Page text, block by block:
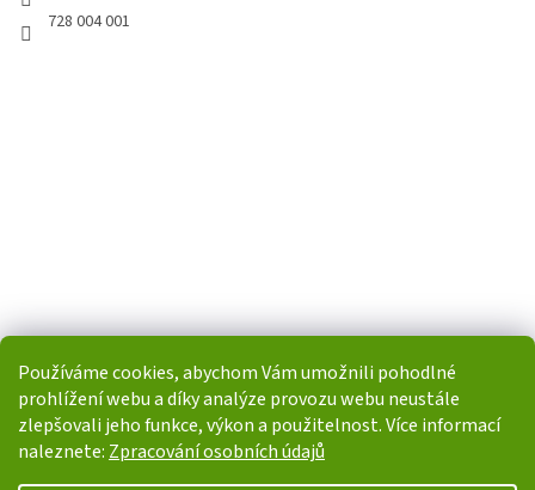
Používáme cookies, abychom Vám umožnili pohodlné
prohlížení webu a díky analýze provozu webu neustále
zlepšovali jeho funkce, výkon a použitelnost. Více informací
naleznete: Zpracování osobních údajů
728 004 001